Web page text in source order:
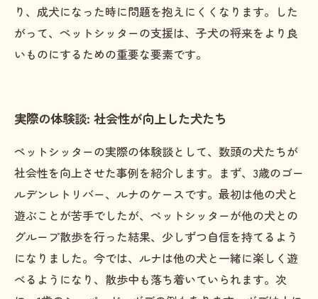
り、成犬になった時に問題を抱えにくくなります。した
がって、ペットシッターの支援は、子犬の将来をより良
いものにするための重要な要素です。
実際の体験談: 社会性が向上した犬たち
ペットシッターの実際の体験談として、数頭の犬たちが
社会性を向上させた事例を紹介します。まず、3歳のゴー
ルデンレトリバー、ルナのケースです。最初は他の犬と
遊ぶことが苦手でしたが、ペットシッターが他の犬との
グループ散歩を行った結果、少しずつ自信を持てるよう
になりました。今では、ルナは他の犬と一緒に楽しく遊
べるようになり、散歩中も落ち着いていられます。次